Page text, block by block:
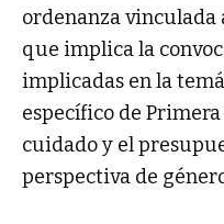
ordenanza vinculada
que implica la
implicadas en la
específico de
cuidado y el
perspectiva de